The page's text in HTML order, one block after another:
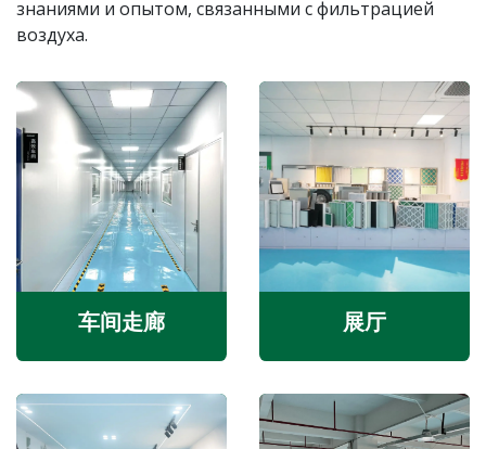
знаниями и опытом, связанными с фильтрацией
воздуха.
车间走廊 展厅